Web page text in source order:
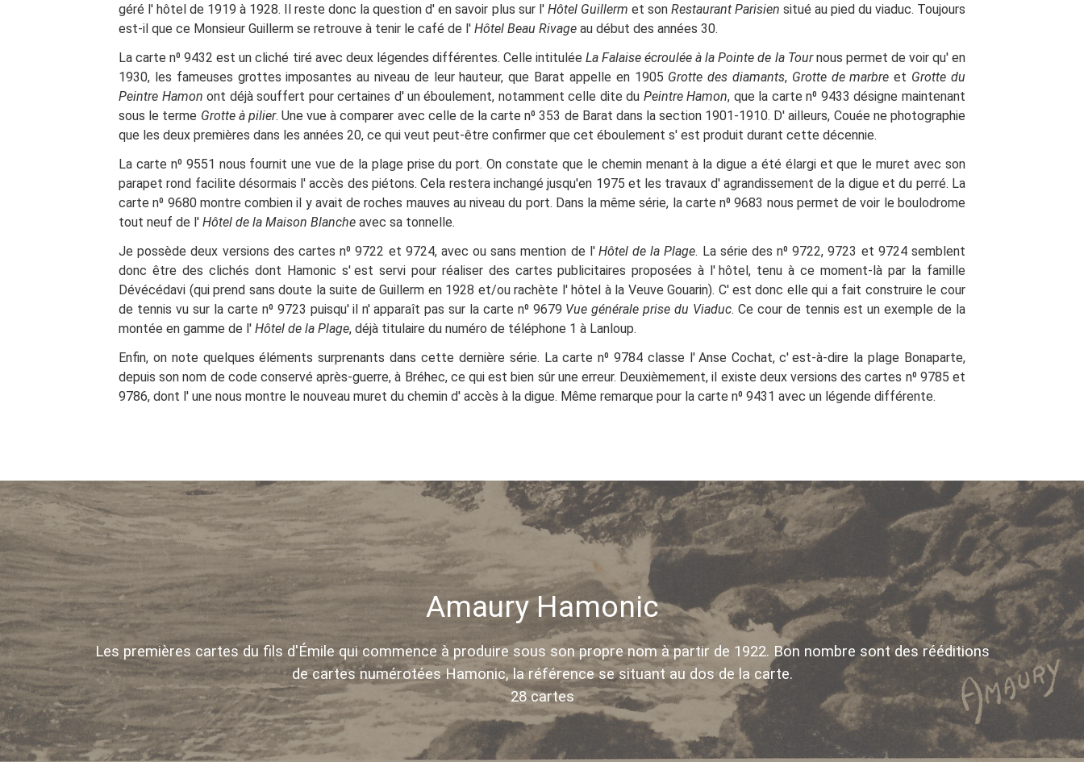
géré l' hôtel de 1919 à 1928. Il reste donc la question d' en savoir plus sur l' Hôtel Guillerm et son Restaurant Parisien situé au pied du viaduc. Toujours
est-il que ce Monsieur Guillerm se retrouve à tenir le café de l' Hôtel Beau Rivage au début des années 30.
La carte n⁰ 9432 est un cliché tiré avec deux légendes différentes. Celle intituléeLa Falaise écroulée à la Pointe de la Tournous permet de voir qu' en
1930, les fameuses grottes imposantes au niveau de leur hauteur, que Barat appelle en 1905 Grotte des diamants, Grotte de marbre et Grotte du
Peintre Hamon ont déjà souffert pour certaines d' un éboulement, notamment celle dite du Peintre Hamon, que la carte n⁰ 9433 désigne maintenant
sous le terme Grotte à pilier. Une vue à comparer avec celle de la carte n⁰ 353 de Barat dans la section 1901-1910. D' ailleurs, Couée ne photographie
que les deux premières dans les années 20, ce qui veut peut-être confirmer que cet éboulement s' est produit durant cette décennie.
La carte n⁰ 9551 nous fournit une vue de la plage prise du port. On constate que le chemin menant à la digue a été élargi et que le muret avec son
parapet rond facilite désormais l' accès des piétons. Cela restera inchangé jusqu'en 1975 et les travaux d' agrandissement de la digue et du perré. La
carte n⁰ 9680 montre combien il y avait de roches mauves au niveau du port. Dans la même série, la carte n⁰ 9683 nous permet de voir le boulodrome
tout neuf de l' Hôtel de la Maison Blanche avec sa tonnelle.
Je possède deux versions des cartes n⁰ 9722 et 9724, avec ou sans mention de l' Hôtel de la Plage. La série des n⁰ 9722, 9723 et 9724 semblent
donc être des clichés dont Hamonic s' est servi pour réaliser des cartes publicitaires proposées à l' hôtel, tenu à ce moment-là par la famille
Dévécédavi (qui prend sans doute la suite de Guillerm en 1928 et/ou rachète l' hôtel à la Veuve Gouarin). C' est donc elle qui a fait construire le cour
de tennis vu sur la carte n⁰ 9723 puisqu' il n' apparaît pas sur la carte n⁰ 9679 Vue générale prise du Viaduc. Ce cour de tennis est un exemple de la
montée en gamme de l'Hôtel de la Plage, déjà titulaire du numéro de téléphone 1 à Lanloup.
Enfin, on note quelques éléments surprenants dans cette dernière série. La carte n⁰ 9784 classe l' Anse Cochat, c' est-à-dire la plage Bonaparte,
depuis son nom de code conservé après-guerre, à Bréhec, ce qui est bien sûr une erreur. Deuxièmement, il existe deux versions des cartes n⁰ 9785 et
9786, dont l' une nous montre le nouveau muret du chemin d' accès à la digue. Même remarque pour la carten⁰ 9431 avec un légende différente.
Amaury Hamonic
Les premières cartes du fils d'Émile qui commence à produire sous son propre nom à partir de 1922. Bon nombre sont des rééditions
de cartes numérotées Hamonic, la référence se situant au dos de la carte.
28 cartes